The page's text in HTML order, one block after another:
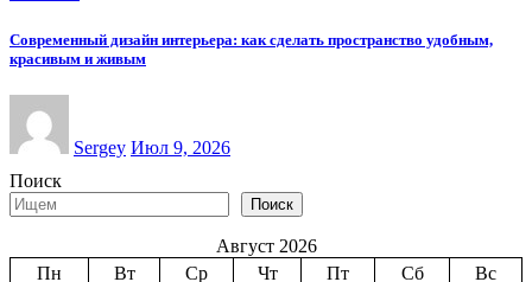
Современный дизайн интерьера: как сделать пространство удобным,
красивым и живым
Sergey Июл 9, 2026
Поиск
Поиск
Август 2026
Пн
Вт Ср Чт Пт Сб
Вс